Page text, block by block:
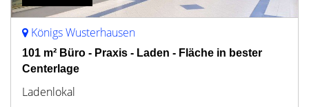
Königs Wusterhausen
101 m² Büro - Praxis - Laden - Fläche in bester
Centerlage
Ladenlokal